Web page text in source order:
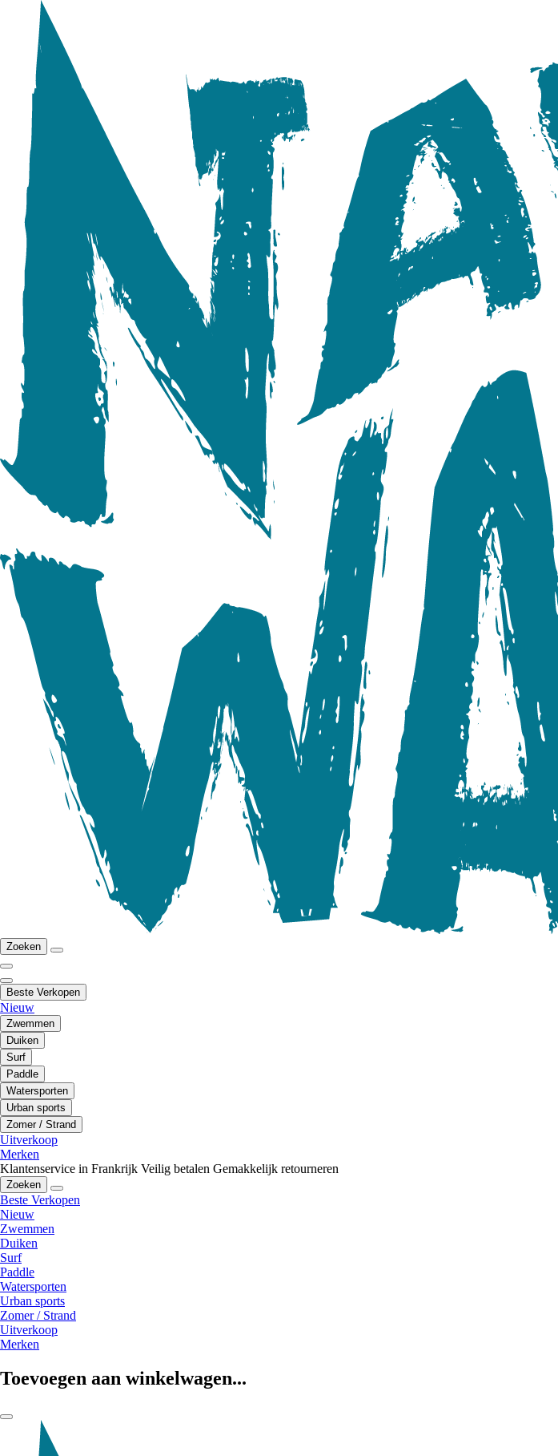
Zoeken
Beste Verkopen
Nieuw
Zwemmen
Duiken
Surf
Paddle
Watersporten
Urban sports
Zomer / Strand
Uitverkoop
Merken
Klantenservice in Frankrijk Veilig betalen Gemakkelijk retourneren
Zoeken
Beste Verkopen
Nieuw
Zwemmen
Duiken
Surf
Paddle
Watersporten
Urban sports
Zomer / Strand
Uitverkoop
Merken
Toevoegen aan winkelwagen...